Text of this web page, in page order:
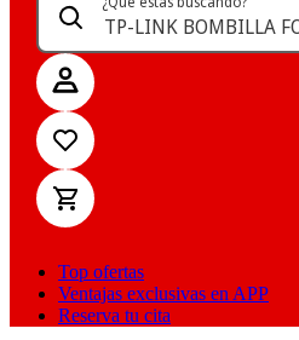
Top ofertas
Ventajas exclusivas en APP
Reserva tu cita